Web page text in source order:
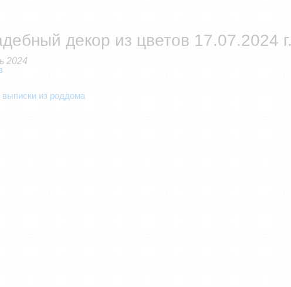
из роддома
декор из цветов 17.07.2024 г.
2024